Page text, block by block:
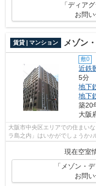
「ディア
お問
賃貸 | マンション メゾン
敷0
近鉄
5分
地下
地下
築20
大阪
大阪市中央区エリアでの住まい
ラ島之内」はいかがでしょうか♪
現在空室
「メゾン・
お問